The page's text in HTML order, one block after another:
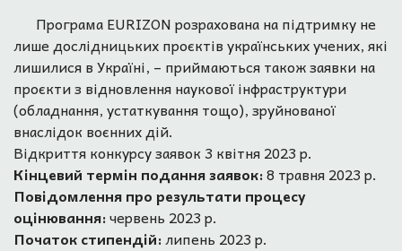
Програма EURIZON розрахована на підтримку не
лише дослідницьких проєктів українських учених, які
лишилися в Україні, – приймаються також заявки на
проєкти з відновлення наукової інфраструктури
(обладнання, устаткування тощо), зруйнованої
внаслідок воєнних дій.
Відкриття конкурсу заявок 3 квітня 2023 р.
Кінцевий термін подання заявок:8 травня 2023 р.
Повідомлення про результати процесу
оцінювання:червень 2023 р.
Початок стипендій:липень 2023 р.